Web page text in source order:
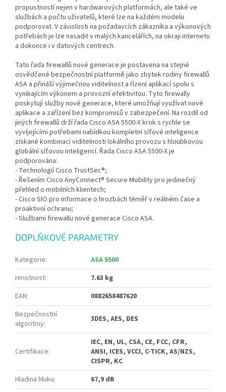
propustností nejen v hardwarových platformách, ale také ve
službách a počtu uživatelů, které lze na každém modelu
podporovat. V závislosti na požadavcích zákazníka a výkonových
potřebách je lze nasadit v malých kancelářích, na okraji internetu
a dokonce i v datových centrech.
Tato řada firewallů nové generace je postavena na stejné
osvědčené bezpečnostní platformě jako zbytek rodiny firewallů
ASA a přináší výjimečnou viditelnost a řízení aplikací spolu s
vynikajícím výkonem a provozní efektivitou. Tyto firewally
poskytují služby nové generace, které umožňují využívat nové
aplikace a zařízení bez kompromisů v zabezpečení. Na rozdíl od
jiných firewallů drží řada Cisco ASA 5500-X krok s rychle se
vyvíjejícími potřebami nabídkou kompletní síťové inteligence
získané kombinací viditelnosti lokálního provozu s hloubkovou
globální síťovou inteligencí. Řada Cisco ASA 5500-X je
podporována:
- Technologií Cisco TrustSec®;
- Řešením Cisco AnyConnect® Secure Mobility pro jedinečný
přehled o mobilních klientech;
- Cisco SIO pro informace o hrozbách téměř v reálném čase a
proaktivní ochranu;
- Službami firewallu nové generace Cisco ASA.
DOPLŇKOVÉ PARAMETRY
Kategorie:
ASA 5500
Hmotnost:
7.63 kg
EAN:
0882658487620
Bezpečnostní
algoritmy: 3DES, AES, DES
Certifikace:
IEC, EN, UL, CSA, CE, FCC, CFR,
ANSI, ICES, VCCI, C-TICK, AS/NZS,
CISPR, KC
Hladina hluku:
67,9 dB